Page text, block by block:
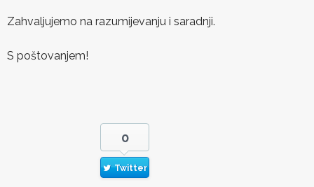
Zahvaljujemo na razumijevanju i saradnji.
S poštovanjem!
0
Twitter